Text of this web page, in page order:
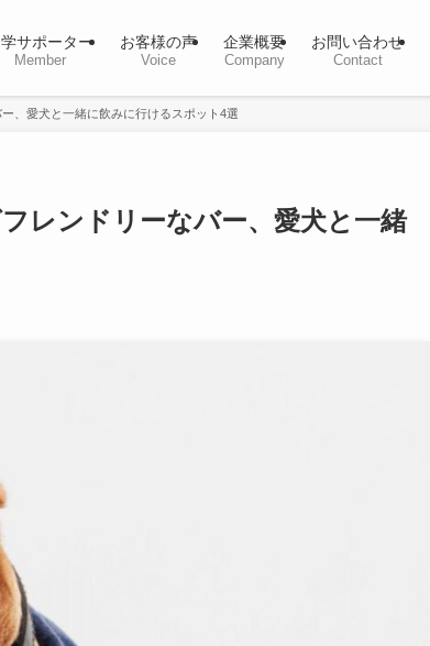
サポーター
Member
お客様の声
Voice
企業概要
Company
お問い合わせ
Contact
、愛犬と一緒に飲みに行けるスポット4選
レンドリーなバー、愛犬と一緒